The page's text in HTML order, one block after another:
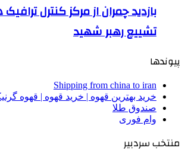
بازدید چمران از مرکز کنترل
تشییع رهبر شهید
پیوندها
Shipping from china to iran
خرید بهترین قهوه | خرید قهوه | قهوه
صندوق طلا
وام فوری
منتخب سردبیر